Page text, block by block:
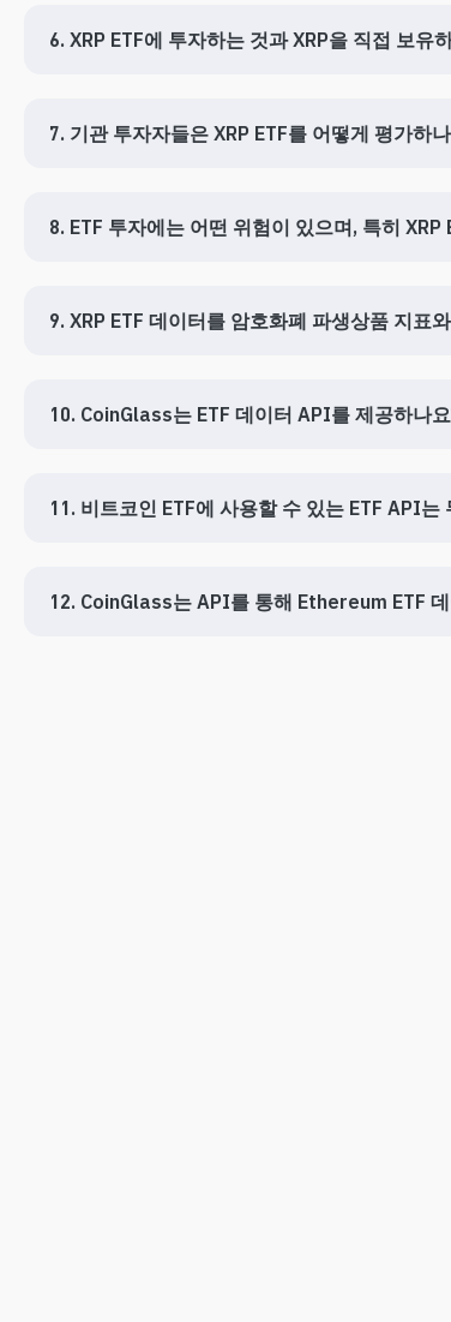
6. XRP ETF에 투자하는 것과 XRP을 직접 보유
7. 기관 투자자들은 XRP ETF를 어떻게 평가하
8. ETF 투자에는 어떤 위험이 있으며, 특히
9. XRP ETF 데이터를 암호화폐 파생상품 지표
10. CoinGlass는 ETF 데이터 API를 제공하나
11. 비트코인 ETF에 사용할 수 있는 ETF API는
12. CoinGlass는 API를 통해 Ethereum ETF